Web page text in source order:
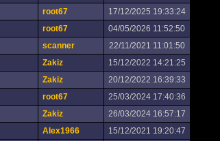
root67
17/12/2025 19:33:24
root67
04/05/2026 11:52:50
scanner
22/11/2021 11:01:50
Zakiz
15/12/2022 14:21:25
Zakiz
20/12/2022 16:39:33
root67
25/03/2024 17:40:36
Zakiz
26/03/2024 16:57:17
Alex1966
15/12/2021 19:20:47